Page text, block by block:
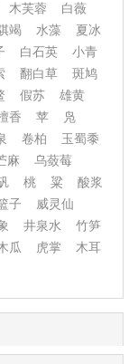
木芙蓉
白薇
竭 水藻
夏冰
白石英
小青
翻白草
斑鸠
假苏
雄黄
香 苹
凫
卷柏
玉蜀黍
麻
乌蔹莓
桃 粱
酸浆
子
威灵仙
井泉水
竹笋
瓜 虎掌
木耳